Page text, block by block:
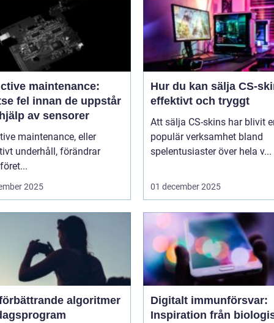
maintenance:
fel innan de uppstår
av sensorer
maintenance, eller
underhåll, förändrar
2025
Hur du kan sälja CS-
effektivt och tryggt
Att sälja CS-skins har blivit
populär verksamhet bland
spelentusiaster över hela v...
01 december 2025
algoritmer
Digitalt immunförsvar:
Inspiration från